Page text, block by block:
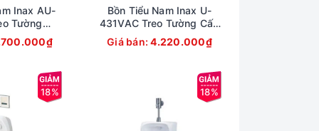
Inax AU-
Tường
0.5L
Bồn Tiểu Nam Inax U-
431VAC Treo Tường Cấp
Âm
Giá bán:4.220.000₫
18% 18%